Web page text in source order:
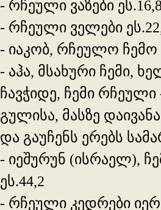
- რჩეული ვაზები ეს.16,8
- რჩეული ველები
- იაკობ, რჩეულო ჩემო
- აჰა, მსახური ჩემი,
ჩავჭიდე, ჩემი რჩეული
გულისა, მასზე
და გაუჩენს ერებს
- იეშურუნ (ისრაელ),
ეს.44,2
- რჩეული კედრები